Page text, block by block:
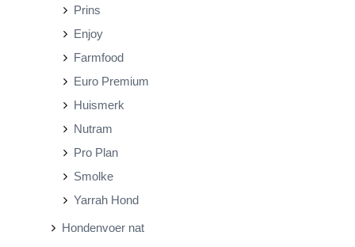
Prins
Enjoy
Farmfood
Euro Premium
Huismerk
Nutram
Pro Plan
Smolke
Yarrah Hond
Hondenvoer nat